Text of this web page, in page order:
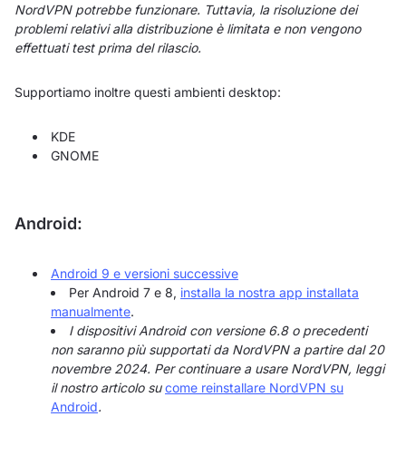
NordVPN potrebbe funzionare. Tuttavia, la risoluzione dei
problemi relativi alla distribuzione è limitata e non vengono
effettuati test prima del rilascio.
Supportiamo inoltre questi ambienti desktop:
KDE
GNOME
Android:
Android 9 e versioni successive
Per Android 7 e 8, installa la nostra app installata
manualmente.
I dispositivi Android con versione 6.8 o precedenti
non saranno più supportati da NordVPN a partire dal 20
novembre 2024. Per continuare a usare NordVPN, leggi
il nostro articolo sucome reinstallare NordVPN su
Android.